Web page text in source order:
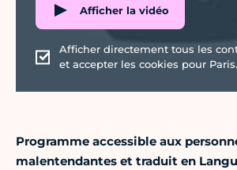
Afficher la vidéo
Afficher directement tous les
et accepter les cookies pour
Programme accessible aux
malentendantes et traduit en